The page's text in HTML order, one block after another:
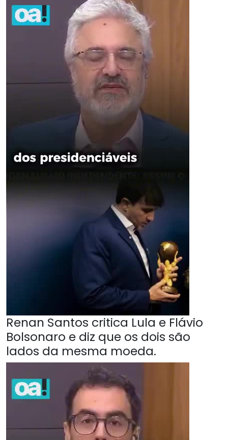
Renan Santos critica Lula e Flávio
Bolsonaro e diz que os dois são
lados da mesma moeda.